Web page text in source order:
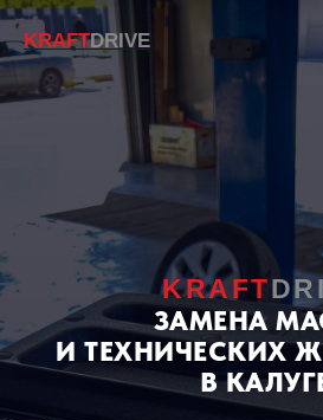
KRAFTDRIVE
KRAFT
ЗАМЕНА
И ТЕХНИЧЕСКИХ
В